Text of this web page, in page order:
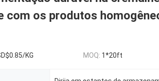
com os produtos
KG MOQ: 1*20ft